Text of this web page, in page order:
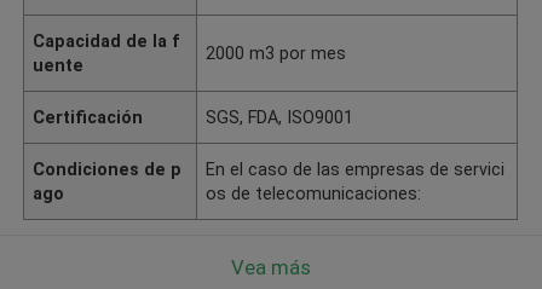
Capacidad de la f
uente
2000 m3 por mes
Certificación SGS, FDA, ISO9001
Condiciones de p
ago
En el caso de las empresas de servici
os de telecomunicaciones:
Vea más